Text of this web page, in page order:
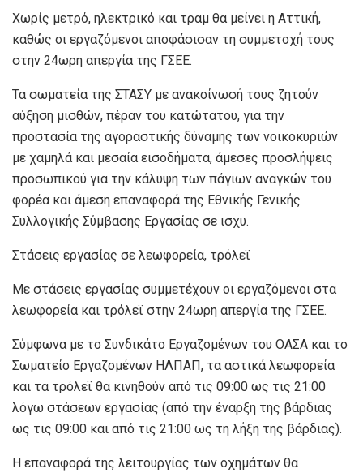
Χωρίς μετρό, ηλεκτρικό και τραμ θα μείνει η Αττική,
καθώς οι εργαζόμενοι αποφάσισαν τη συμμετοχή τους
στην 24ωρη απεργία της ΓΣΕΕ.
Τα σωματεία της ΣΤΑΣΥ με ανακοίνωσή τους ζητούν
αύξηση μισθών, πέραν του κατώτατου, για την
προστασία της αγοραστικής δύναμης των νοικοκυριών
με χαμηλά και μεσαία εισοδήματα, άμεσες προσλήψεις
προσωπικού για την κάλυψη των πάγιων αναγκών του
φορέα και άμεση επαναφορά της Εθνικής Γενικής
Συλλογικής Σύμβασης Εργασίας σε ισχυ.
Στάσεις εργασίας σε λεωφορεία, τρόλεϊ
Με στάσεις εργασίας συμμετέχουν οι εργαζόμενοι στα
λεωφορεία και τρόλεϊ στην 24ωρη απεργία της ΓΣΕΕ.
Σύμφωνα με το Συνδικάτο Εργαζομένων του ΟΑΣΑ και το
Σωματείο Εργαζομένων ΗΛΠΑΠ, τα αστικά λεωφορεία
και τα τρόλεϊ θα κινηθούν από τις 09:00 ως τις 21:00
λόγω στάσεων εργασίας (από την έναρξη της βάρδιας
ως τις 09:00 και από τις 21:00 ως τη λήξη της βάρδιας).
Η επαναφορά της λειτουργίας των οχημάτων θα